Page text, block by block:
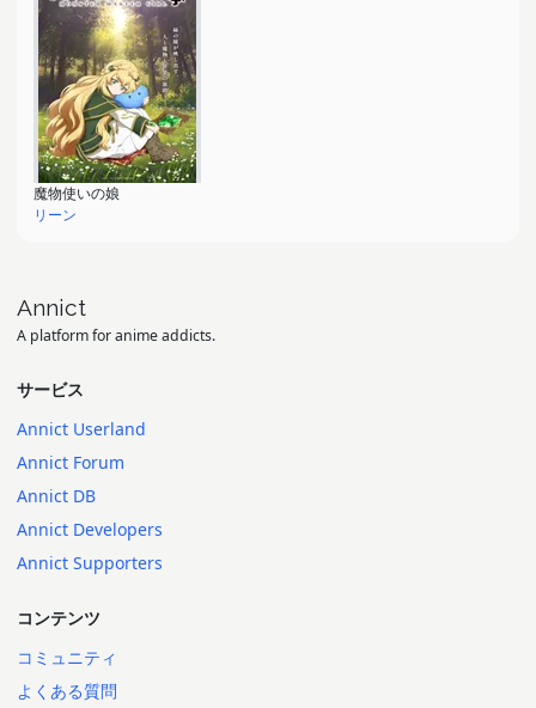
魔物使いの娘
リーン
Annict
A platform for anime addicts.
サービス
Annict Userland
Annict Forum
Annict DB
Annict Developers
Annict Supporters
コンテンツ
コミュニティ
よくある質問